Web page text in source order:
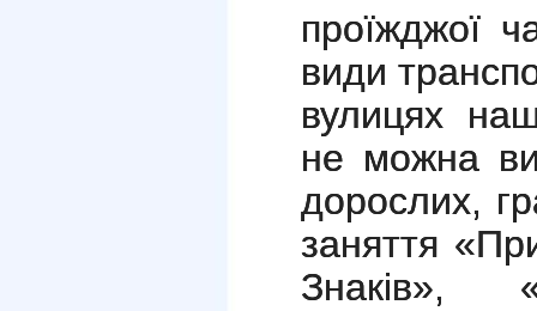
проїжджої
види
вулицях
не можна
дорослих,
заняття
Знаків»,